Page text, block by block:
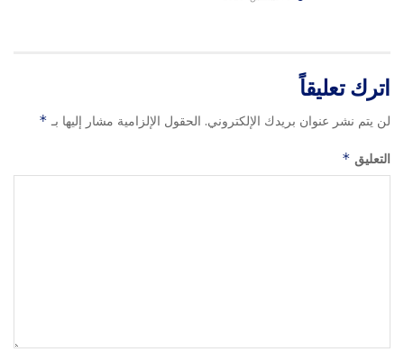
اترك تعليقاً
لن يتم نشر عنوان بريدك الإلكتروني. الحقول الإلزامية مشار إليها بـ *
التعليق *